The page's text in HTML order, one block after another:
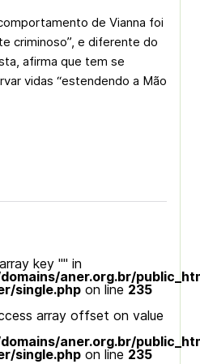
de Vianna foi
criminoso”, e diferente do
afirma que tem se
vidas “estendendo a Mão
key "" in
aner.org.br/
single.php on line 235
array offset on value
aner.org.br/
single.php on line 235